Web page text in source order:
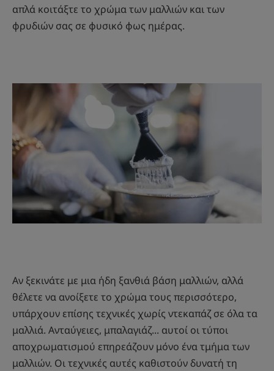
απλά κοιτάξτε το χρώμα των μαλλιών και των
φρυδιών σας σε φυσικό φως ημέρας.
Αν ξεκινάτε με μια ήδη ξανθιά βάση μαλλιών, αλλά
θέλετε να ανοίξετε το χρώμα τους περισσότερο,
υπάρχουν επίσης τεχνικές χωρίς ντεκαπάζ σε όλα τα
μαλλιά. Ανταύγειες, μπαλαγιάζ... αυτοί οι τύποι
αποχρωματισμού επηρεάζουν μόνο ένα τμήμα των
μαλλιών. Οι τεχνικές αυτές καθιστούν δυνατή τη